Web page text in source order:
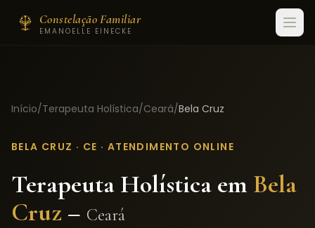
Constelação Familiar
EMANOELLE EINECKE
Início/Terapeuta Holística/Ceará/Bela Cruz
BELA CRUZ · CE · ATENDIMENTO ONLINE
Terapeuta Holística em Bela
Cruz – Ceará